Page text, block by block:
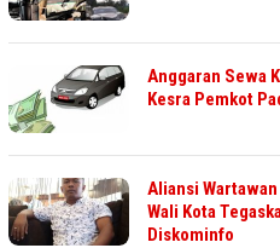
Anggaran Sewa
Kesra Pemkot
Aliansi
Wali Kota
Diskominfo